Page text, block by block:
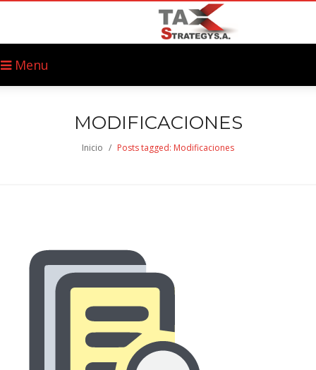
Menu
MODIFICACIONES
Inicio / Posts tagged: Modificaciones